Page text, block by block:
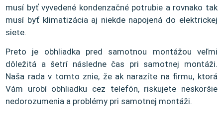
musí byť vyvedené kondenzačné potrubie a rovnako tak
musí byť klimatizácia aj niekde napojená do elektrickej
siete.
Preto je obhliadka pred samotnou montážou veľmi
dôležitá a šetrí následne čas pri samotnej montáži.
Naša rada v tomto znie, že ak narazíte na firmu, ktorá
Vám urobí obhliadku cez telefón, riskujete neskoršie
nedorozumenia a problémy pri samotnej montáži.